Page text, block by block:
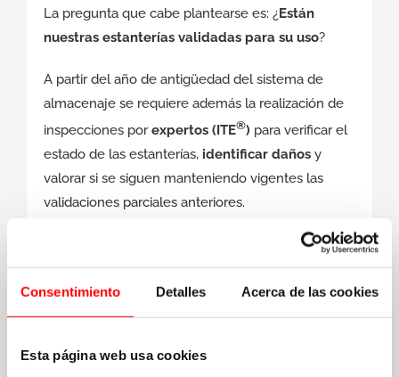
Consentimiento Detalles Acerca de las cookies
Esta página web usa cookies
La pregunta que cabe plantearse es: ¿ Están
nuestras estanterías validadas para su uso?
A partir del año de antigüedad del sistema de
almacenaje se requiere además la realización de
inspecciones porexpertos (ITE®) para verificar el
estado de las estanterías, identificar daños y
valorar si se siguen manteniendo vigentes las
validaciones parciales anteriores.
validación e inspección del equipamiento de
almacenaje solicitado para que sea validado para
su uso, han de estar emitidos y firmados por
velar por la seguridad de los trabajadores.